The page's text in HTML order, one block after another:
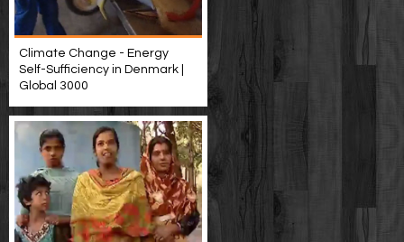
Climate Change - Energy
Self-Sufficiency in Denmark |
Global 3000